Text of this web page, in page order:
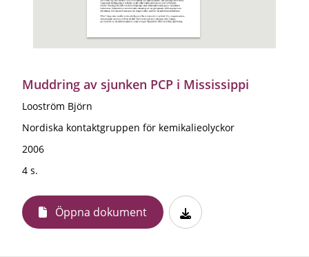
Muddring av sjunken PCP i Mississippi
Looström Björn
Nordiska kontaktgruppen för kemikalieolyckor
2006
4 s.
Öppna dokument